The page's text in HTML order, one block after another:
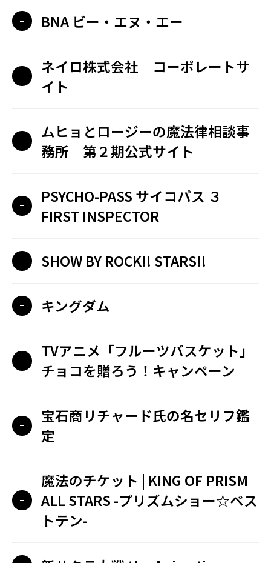
BNA ビー・エヌ・エー
ネイロ株式会社 コーポレートサ
イト
ムヒョとロージーの魔法律相談事
務所 第２期公式サイト
PSYCHO-PASS サイコパス ３
FIRST INSPECTOR
SHOW BY ROCK!! STARS!!
キングダム
TVアニメ「フルーツバスケット」
チョコを贈ろう！キャンペーン
宝石商リチャード氏の名セリフ鑑
定
魔法のチケット | KING OF PRISM
ALL STARS -プリズムショー☆ベス
トテン-